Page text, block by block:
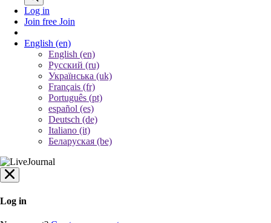
Log in
Join free Join
English (en)
English (en)
Русский (ru)
Українська (uk)
Français (fr)
Português (pt)
español (es)
Deutsch (de)
Italiano (it)
Беларуская (be)
Log in